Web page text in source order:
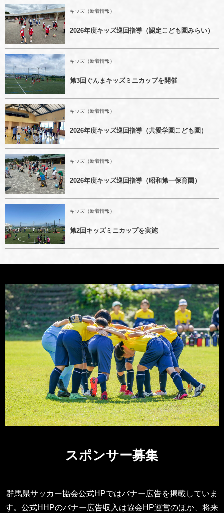
キッズ（新着情報）
2026年度キッズ巡回指導（認定こども園みらい）
キッズ（新着情報）
第3回ぐんまキッズミニカップを開催
キッズ（新着情報）
2026年度キッズ巡回指導（共愛学園こども園）
キッズ（新着情報）
2026年度キッズ巡回指導（昭和第一保育園）
キッズ（新着情報）
第2回キッズミニカップを実施
スポンサー募集
群馬県サッカー協会公式HPではバナー広告を掲載していま
す。公式HHPのバナー広告収入は協会HP運営のほか、将来